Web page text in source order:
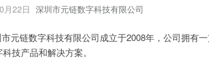
月22日 深圳市元链数字科技有限公司
链数字科技有限公司成立于2008年，公司拥有
技产品和解决方案。